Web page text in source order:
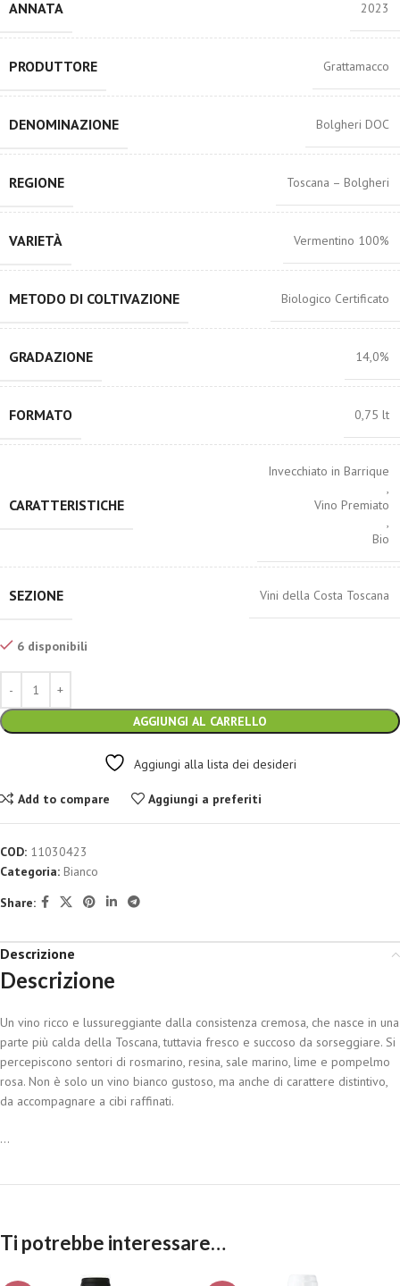
ANNATA 2023
PRODUTTORE Grattamacco
DENOMINAZIONE Bolgheri DOC
REGIONE Toscana – Bolgheri
VARIETÀ Vermentino 100%
METODO DI COLTIVAZIONE Biologico Certificato
GRADAZIONE 14,0%
FORMATO 0,75 lt
CARATTERISTICHE
Invecchiato in Barrique
,
Vino Premiato
,
Bio
SEZIONE Vini della Costa Toscana
6 disponibili
AGGIUNGI AL CARRELLO
Aggiungi alla lista dei desideri
Add to compare Aggiungi a preferiti
COD: 11030423
Categoria: Bianco
Share:
Descrizione
Descrizione
Un vino ricco e lussureggiante dalla consistenza cremosa, che nasce in una
parte più calda della Toscana, tuttavia fresco e succoso da sorseggiare. Si
percepiscono sentori di rosmarino, resina, sale marino, lime e pompelmo
rosa. Non è solo un vino bianco gustoso, ma anche di carattere distintivo,
da accompagnare a cibi raffinati.
...
Ti potrebbe interessare…